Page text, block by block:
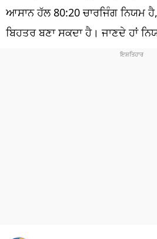
ਧਰਮ
ਖੇਡਾਂ
ਆਸਾਨ ਹੱਲ 80:20 ਚਾਰਜਿੰਗ ਨਿਯਮ
ਬਿਹਤਰ ਬਣਾ ਸਕਦਾ ਹੈ। ਜਾਣਦੇ ਹਾਂ